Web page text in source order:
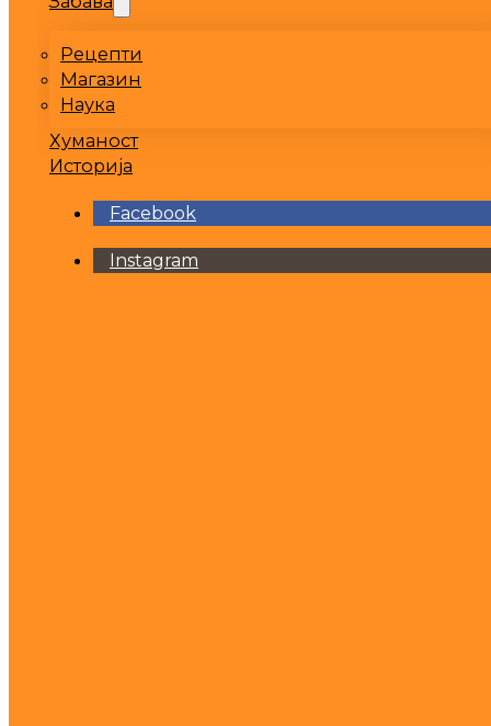
Рецепти
Магазин
Наука
Хуманост
Историја
Facebook
Instagram